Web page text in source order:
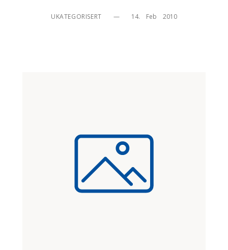
UKATEGORISERT — 14.    Feb    2010